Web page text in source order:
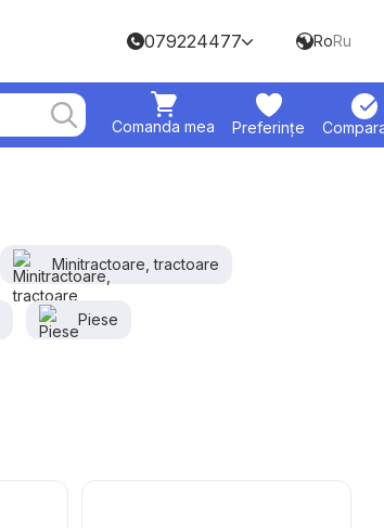
079224477 RoRu
Comanda mea Preferințe
Minitractoare, tractoare
Piese